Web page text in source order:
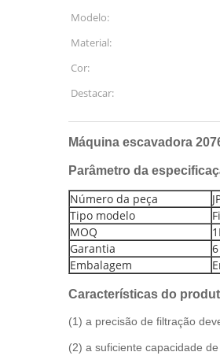
Modelo:
Material:
Cor:
Destacar:
Máquina escavadora
Parâmetro da
Número da peça
Tipo modelo
MOQ
Garantia
Embalagem
Características do
(1) a precisão de filtração
(2) a suficiente capacidade